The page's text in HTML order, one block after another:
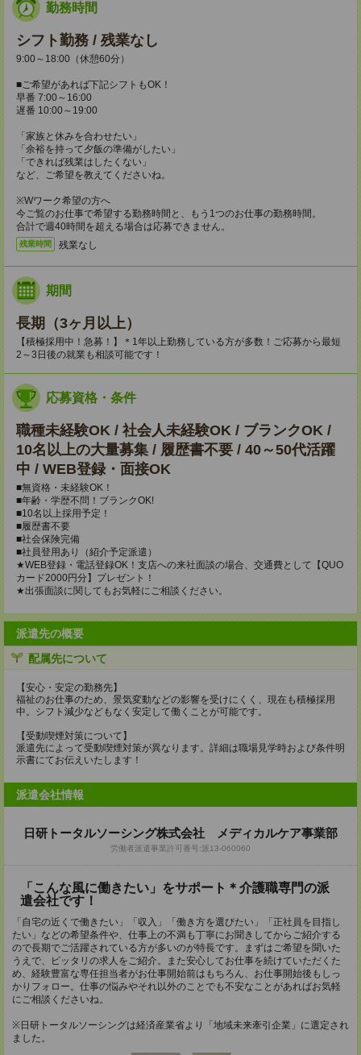
勤務時間
シフト勤務 / 残業なし
9:00～18:00（休憩60分）
■ご希望があれば下記シフトもOK！
早番 7:00～16:00
遅番 10:00～19:00
「家族と休みを合わせたい」
「余裕を持って夕飯の準備がしたい」
「できれば残業はしたくない」
など、ご希望を教えてくださいね。
※Wワーク希望の方へ
今ご覧のお仕事で希望する勤務時間と、もう1つのお仕事の勤務時間。
合計で週40時間を超える場合は応募できません。
残業時間 残業なし
期間
長期（3ヶ月以上）
【積極採用中！急募！】＊1年以上勤務している方が多数！ご応募から最短
2～3日後の就業も相談可能です！
応募資格・条件
職種未経験OK / 社会人未経験OK / ブランクOK /
10名以上の大量募集 / 履歴書不要 / 40～50代活躍
中 / WEB登録・面接OK
■無資格・未経験OK！
■年齢・学歴不問！ブランクOK!
■10名以上採用予定！
■履歴書不要
■社会保険完備
■社員登用あり（紹介予定派遣）
★WEB登録・電話登録OK！支店への来社面談の場合、交通費として【QUO
カード2000円分】プレゼント！
★出張面談に関してもお気軽にご相談ください。
派遣先の概要
配属先について
【安心・安定の勤務先】
福祉のお仕事のため、景気変動などの影響を受けにくく、現在も積極採用
中。シフト減少などもなく安定して働くことが可能です。
【受動喫煙対策について】
派遣先によって受動喫煙対策が異なります。詳細は職場見学時および条件明
示書にてお伝えいたします！
派遣会社情報
日研トータルソーシング株式会社 メディカルケア事業部
労働者派遣事業許可番号:派13-060060
「こんな風に働きたい」をサポート＊介護職専門の派
遣会社です！
「自宅の近くで働きたい」「収入」「働き方を選びたい」「正社員を目指し
たい」などの希望条件や、仕事上の不満も丁寧にお聞きしてからご紹介する
ので長期でご活躍されている方が多いのが特長です。まずはご希望を聞いた
うえで、ピッタリの求人をご紹介。また安心してお仕事を続けていただくた
め、経験豊富な専任担当者がお仕事開始前はもちろん、お仕事開始後もしっ
かりフォロー。仕事の悩みやそれ以外のことでも不安なことがあればお気軽
にご相談くださいね。
※日研トータルソーシングは経済産業省より「地域未来牽引企業」に選定され
ました。